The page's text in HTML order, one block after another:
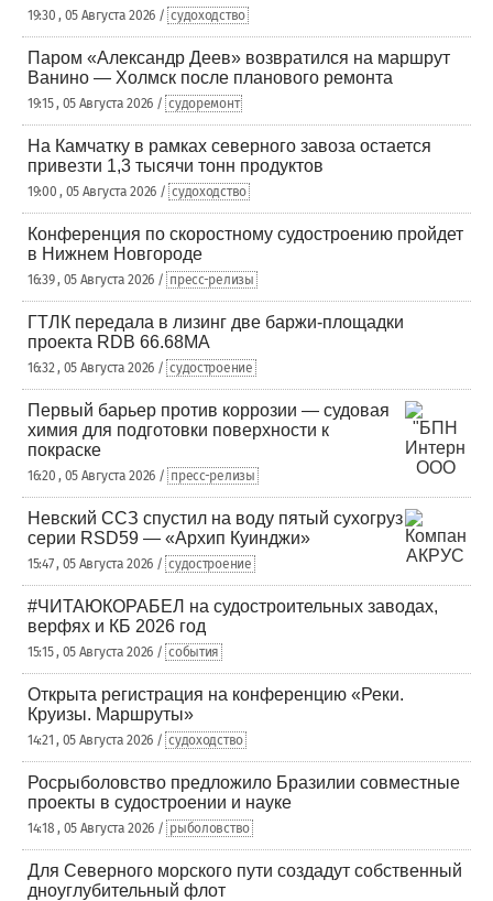
19:30 , 05 Августа 2026 / судоходство
Паром «Александр Деев» возвратился на маршрут
Ванино — Холмск после планового ремонта
19:15 , 05 Августа 2026 / судоремонт
На Камчатку в рамках северного завоза остается
привезти 1,3 тысячи тонн продуктов
19:00 , 05 Августа 2026 / судоходство
Конференция по скоростному судостроению пройдет
в Нижнем Новгороде
16:39 , 05 Августа 2026 / пресс-релизы
ГТЛК передала в лизинг две баржи-площадки
проекта RDB 66.68МА
16:32 , 05 Августа 2026 / судостроение
Первый барьер против коррозии — судовая
химия для подготовки поверхности к
покраске
16:20 , 05 Августа 2026 / пресс-релизы
Невский ССЗ спустил на воду пятый сухогруз
серии RSD59 — «Архип Куинджи»
15:47 , 05 Августа 2026 / судостроение
#ЧИТАЮКОРАБЕЛ на судостроительных заводах,
верфях и КБ 2026 год
15:15 , 05 Августа 2026 / события
Открыта регистрация на конференцию «Реки.
Круизы. Маршруты»
14:21 , 05 Августа 2026 / судоходство
Росрыболовство предложило Бразилии совместные
проекты в судостроении и науке
14:18 , 05 Августа 2026 / рыболовство
Для Северного морского пути создадут собственный
дноуглубительный флот